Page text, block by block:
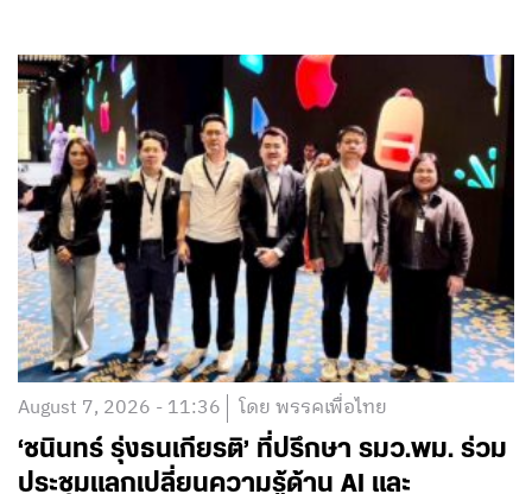
August 7, 2026 - 11:36 โดย พรรคเพื่อไทย
‘ชนินทร์ รุ่งธนเกียรติ’ ที่ปรึกษา รมว.พม. ร่วม
ประชุมแลกเปลี่ยนความรู้ด้าน AI และ